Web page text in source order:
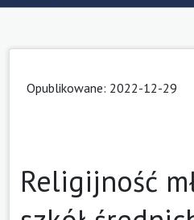
Opublikowane: 2022-12-29
Religijność